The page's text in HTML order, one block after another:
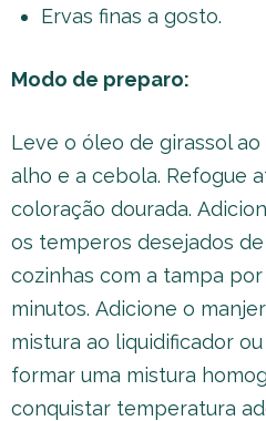
Ervas finas a gosto.
Modo de preparo:
Leve o óleo de girassol
alho e a cebola. Refogue
coloração dourada.
os temperos desejados de
cozinhas com a tampa
minutos. Adicione o
mistura ao liquidificador
formar uma mistura
conquistar temperatura